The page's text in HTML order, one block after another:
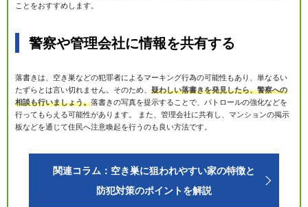
ことをおすすめします。
警察や管理会社に情報を共有する
落書きは、空き巣などの犯罪者によるマーキング行為の可能性もあり、単なるい
たずらとは言い切れません。そのため、 疑わしい落書きを発見したら、警察への
相談も行いましょう。落書きの写真を提示することで、パトロールの強化などを
行ってもらえる可能性があります。 また、管理会社に共有し、マンションの掲示
板などを通じて住民へ注意喚起を行うのも良い方法です。
関連コラム：空き巣に狙われやすい家の特徴と
防犯対策のポイントを解説